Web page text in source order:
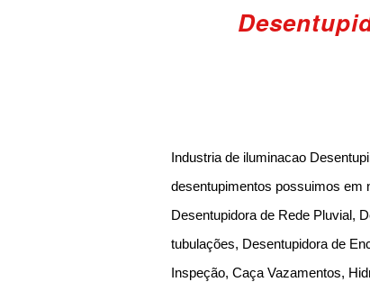
Industria de iluminacao
desentupimentos possuimos em
Desentupidora de Rede Pluvial,
tubulações, Desentupidora de
Inspeção, Caça Vazamentos,